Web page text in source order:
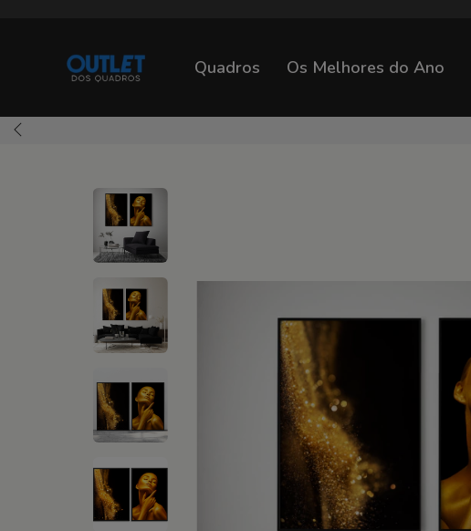
Quadros Os Melhores do Ano